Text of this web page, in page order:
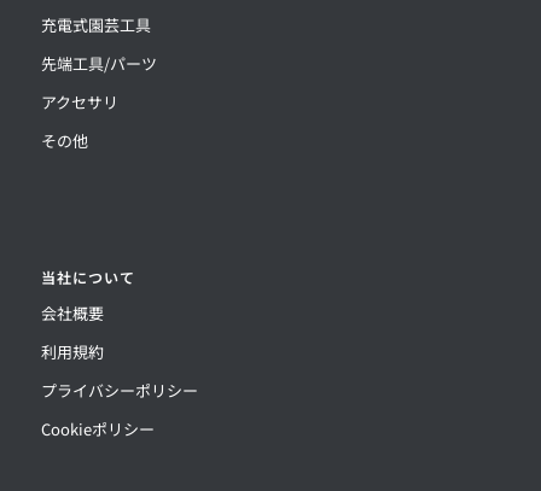
充電式園芸工具
先端工具/パーツ
アクセサリ
その他
当社について
会社概要
利用規約
プライバシーポリシー
Cookieポリシー